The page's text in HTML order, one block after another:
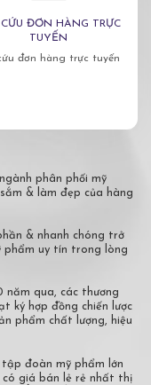
CỨU ĐƠN HÀNG TRỰC
TUYẾN
đơn hàng trực tuyến
phân phối mỹ
& làm đẹp của hàng
& nhanh chóng trở
phẩm uy tín trong lòng
năm qua, các thương
ký hợp đồng chiến lược
phẩm chất lượng, hiệu
đoàn mỹ phẩm lớn
có giá bán lẻ rẻ nhất thị